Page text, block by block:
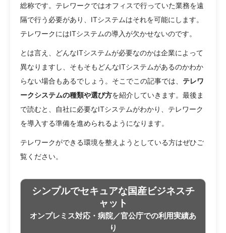
総称です。テレワークではオフィスで行っていた業務を遠
隔で行う必要があり、ITシステムはそれを可能にします。
テレワークにはITシステムの導入が欠かせないのです。
とは言え、どんなITシステムが必要なのかは企業によって
異なりますし、そもそもどんなITシステムがあるのかわか
らない場合もあるでしょう。そこでこの記事では、 テレワ
ークシステムの種類や選び方を紹介していきます。最後ま
で読むと、自社に必要なITシステムがわかり、テレワーク
を導入する準備を進められるようになります。
テレワークができる環境を整えようとしている方はぜひご
覧ください。
シンプルでセキュアな国産ビジネスチ
ャット
オンプレミス対応・病院／官公庁での利用実績あ
り